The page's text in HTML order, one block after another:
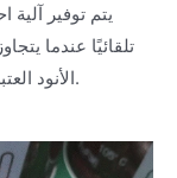
الأنود العتبة المحددة لسلسلة الدايود المقطوعة المتصلة.